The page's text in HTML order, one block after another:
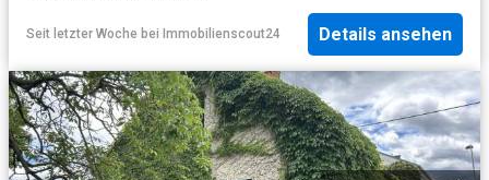
Seit letzter Woche bei Immobilienscout24 Details ansehen